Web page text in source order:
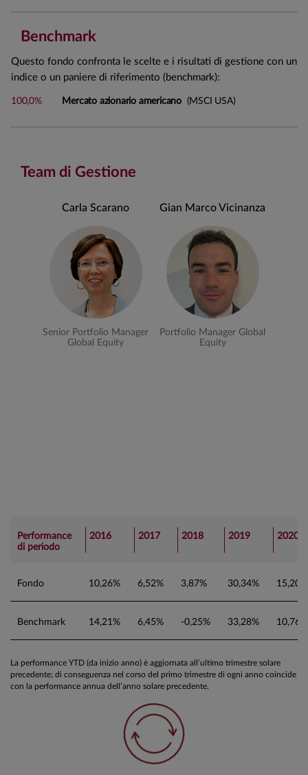
Benchmark
Questo fondo confronta le scelte e i risultati di gestione con un
indice o un paniere di riferimento (benchmark):
100,0% Mercato azionario americano (MSCI USA)
Team di Gestione
Carla Scarano
Senior Portfolio Manager
Global Equity
Gian Marco Vicinanza
Portfolio Manager Global
Equity
Performance
di periodo
2016 2017 2018 2019 2020
Fondo 10,26% 6,52% 3,87% 30,34% 15,20%
Benchmark 14,21% 6,45% -0,25% 33,28% 10,76%
La performance YTD (da inizio anno) è aggiornata all’ultimo trimestre solare
precedente; di conseguenza nel corso del primo trimestre di ogni anno coincide
con la performance annua dell’anno solare precedente.